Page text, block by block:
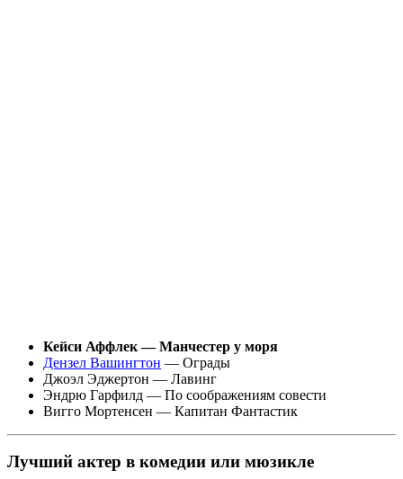
Кейси Аффлек — Манчестер у моря
Дензел Вашингтон — Ограды
Джоэл Эджертон — Лавинг
Эндрю Гарфилд — По соображениям совести
Вигго Мортенсен — Капитан Фантастик
Лучший актер в комедии или мюзикле